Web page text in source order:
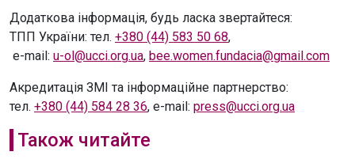
Додаткова інформація, будь ласка звертайтеся:
ТПП України: тел. +380 (44) 583 50 68,
e-mail: u-ol@ucci.org.ua, bee.women.fundacia@gmail.com
Акредитація ЗМІ та інформаційне партнерство:
тел. +380 (44) 584 28 36, e-mail: press@ucci.org.ua
Також читайте